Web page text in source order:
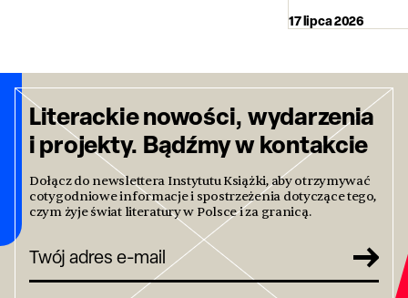
17 lipca 2026
Literackie nowości, wydarzenia
i projekty. Bądźmy w kontakcie
Dołącz do newslettera Instytutu Książki, aby otrzymywać
cotygodniowe informacje i spostrzeżenia dotyczące tego,
czym żyje świat literatury w Polsce i za granicą.